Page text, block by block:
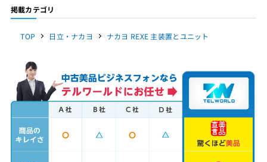
掲載カテゴリ
TOP 日立・ナカヨ ナカヨ REXE 主装置とユニット